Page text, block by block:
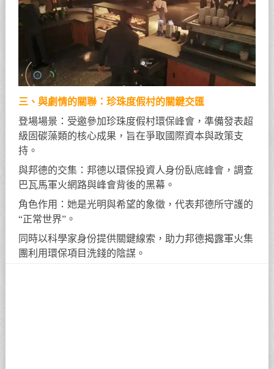
三、與劇情的關聯：珍珠度假村的關鍵交匯
登場場景：受邀參加珍珠度假村環保峰會，準備發表超
級固碳藻類的核心成果，旨在爭取國際資本與政策支
持。
與邦德的交集：邦德以環保投資人身份臥底峰會，調查
巴瓦馬軍火網路與峰會背後的黑幕。
角色作用：她是光明與希望的象徵，代表邦德所守護的
“正常世界”。
同時以科學家身份提供關鍵線索，助力邦德揭露軍火集
團利用環保項目洗錢的陰謀。